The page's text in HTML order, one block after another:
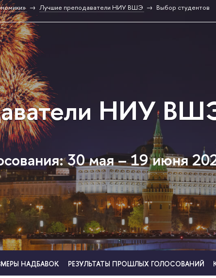
Лучшие преподаватели НИУ ВШЭ
Выбор студентов
НИУ
30 мая – 19 июня
НАДБАВОК РЕЗУЛЬТАТЫ ПРОШЛЫХ ГОЛОСОВАНИЙ